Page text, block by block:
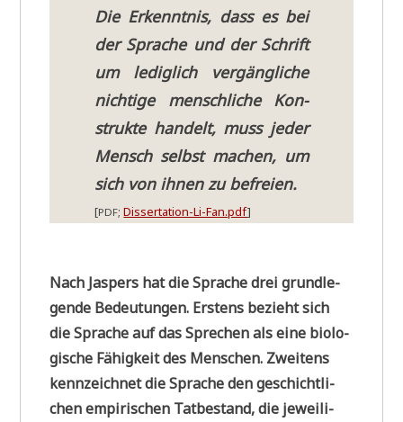
Die Erkennt­nis, dass es bei
der Spra­che und der Schrift
um ledig­lich ver­gäng­li­che
nich­ti­ge mensch­li­che Kon­
struk­te han­delt, muss jeder
Mensch selbst machen, um
sich von ihnen zu befreien.
[PDF;Dissertation-Li-Fan.pdf]
Nach Jas­pers hat die Spra­che drei grund­le­
gen­de Bedeu­tun­gen. Erstens bezieht sich
die Spra­che auf das Spre­chen als eine bio­lo­
gi­sche Fähig­keit des Men­schen. Zwei­tens
kenn­zeich­net die Spra­che den geschicht­li­
chen empi­ri­schen Tat­be­stand, die jewei­li­